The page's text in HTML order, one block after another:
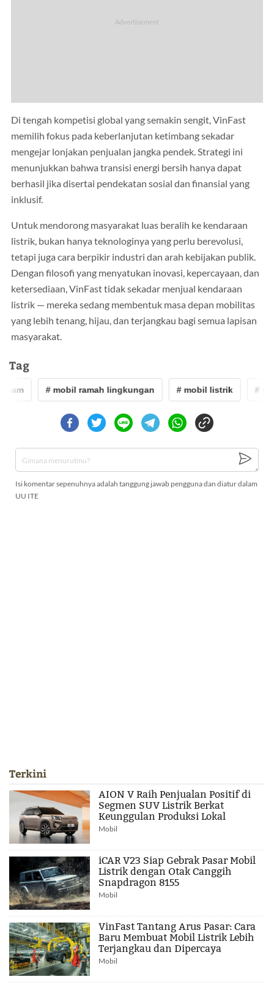
Di tengah kompetisi global yang semakin sengit, VinFast
memilih fokus pada keberlanjutan ketimbang sekadar
mengejar lonjakan penjualan jangka pendek. Strategi ini
menunjukkan bahwa transisi energi bersih hanya dapat
berhasil jika disertai pendekatan sosial dan finansial yang
inklusif.
Untuk mendorong masyarakat luas beralih ke kendaraan
listrik, bukan hanya teknologinya yang perlu berevolusi,
tetapi juga cara berpikir industri dan arah kebijakan publik.
Dengan filosofi yang menyatukan inovasi, kepercayaan, dan
ketersediaan, VinFast tidak sekadar menjual kendaraan
listrik — mereka sedang membentuk masa depan mobilitas
yang lebih tenang, hijau, dan terjangkau bagi semua lapisan
masyarakat.
Tag
# mobil ramah lingkungan # mobil listrik #
Isi komentar sepenuhnya adalah tanggung jawab pengguna dan diatur dalam
UU ITE
Terkini
AION V Raih Penjualan Positif di
Segmen SUV Listrik Berkat
Keunggulan Produksi Lokal
Mobil
iCAR V23 Siap Gebrak Pasar Mobil
Listrik dengan Otak Canggih
Snapdragon 8155
Mobil
VinFast Tantang Arus Pasar: Cara
Baru Membuat Mobil Listrik Lebih
Terjangkau dan Dipercaya
Mobil